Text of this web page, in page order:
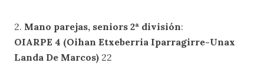
2. Mano parejas, seniors 2ª división:
OIARPE 4 (Oihan Etxeberria Iparragirre-Unax
Landa De Marcos) 22